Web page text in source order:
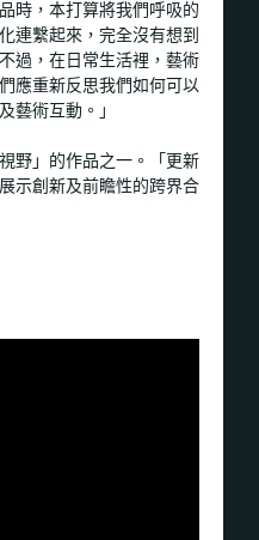
時，本打算將我們呼吸的
連繫起來，完全沒有想到
過，在日常生活裡，藝術
應重新反思我們如何可以
藝術互動。」
野」的作品之一。「更新
示創新及前瞻性的跨界合